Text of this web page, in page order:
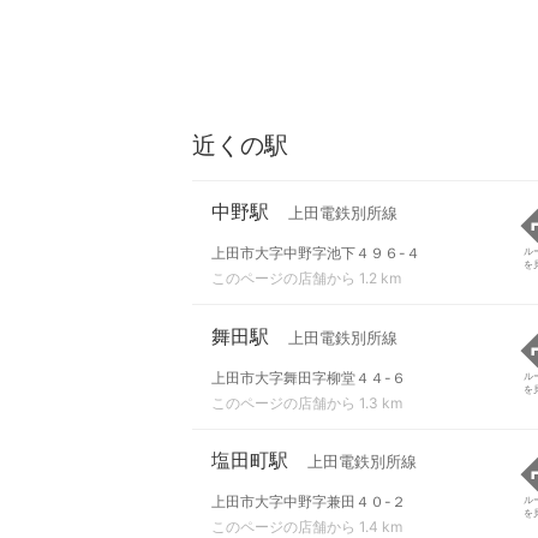
近くの駅
中野駅 上田電鉄別所線
上田市大字中野字池下４９６-４
このページの店舗から 1.2 km
ル
を
舞田駅 上田電鉄別所線
上田市大字舞田字柳堂４４-６
このページの店舗から 1.3 km
ル
を
塩田町駅 上田電鉄別所線
上田市大字中野字兼田４０-２
このページの店舗から 1.4 km
ル
を